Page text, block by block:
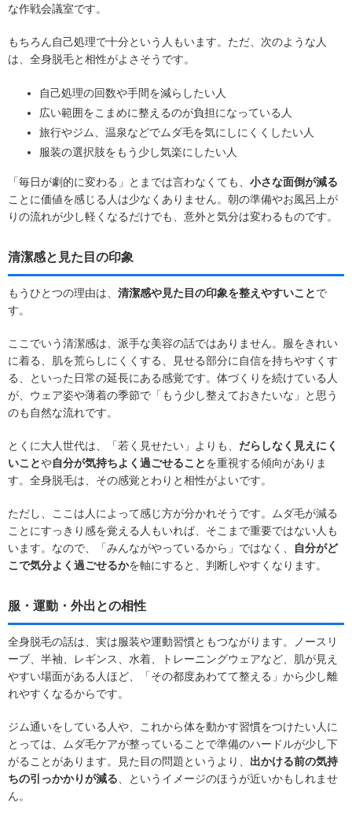
な作戦会議室です。
もちろん自己処理で十分という人もいます。ただ、次のような人
は、全身脱毛と相性がよさそうです。
自己処理の回数や手間を減らしたい人
広い範囲をこまめに整えるのが負担になっている人
旅行やジム、温泉などでムダ毛を気にしにくくしたい人
服装の選択肢をもう少し気楽にしたい人
「毎日が劇的に変わる」とまでは言わなくても、 小さな面倒が減る
ことに価値を感じる人は少なくありません。朝の準備やお風呂上が
りの流れが少し軽くなるだけでも、意外と気分は変わるものです。
清潔感と見た目の印象
もうひとつの理由は、 清潔感や見た目の印象を整えやすいことで
す。
ここでいう清潔感は、派手な美容の話ではありません。服をきれい
に着る、肌を荒らしにくくする、見せる部分に自信を持ちやすくす
る、といった日常の延長にある感覚です。体づくりを続けている人
が、ウェア姿や薄着の季節で「もう少し整えておきたいな」と思う
のも自然な流れです。
とくに大人世代は、「若く見せたい」よりも、 だらしなく見えにく
いことや自分が気持ちよく過ごせることを重視する傾向がありま
す。全身脱毛は、その感覚とわりと相性がよいです。
ただし、ここは人によって感じ方が分かれそうです。ムダ毛が減る
ことにすっきり感を覚える人もいれば、そこまで重要ではない人も
います。なので、「みんながやっているから」ではなく、
自分がど
こで気分よく過ごせるかを軸にすると、判断しやすくなります。
服・運動・外出との相性
全身脱毛の話は、実は服装や運動習慣ともつながります。ノースリ
ーブ、半袖、レギンス、水着、トレーニングウェアなど、肌が見え
やすい場面がある人ほど、「その都度あわてて整える」から少し離
れやすくなるからです。
ジム通いをしている人や、これから体を動かす習慣をつけたい人に
とっては、ムダ毛ケアが整っていることで準備のハードルが少し下
がることがあります。見た目の問題というより、 出かける前の気持
ちの引っかかりが減る 、というイメージのほうが近いかもしれませ
ん。